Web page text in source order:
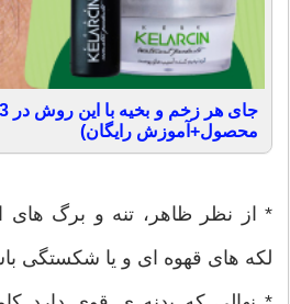
محصول+آموزش رایگان)
* از نظر ظاهر، تنه و برگ های
لکه های قهوه ای و یا شکستگی